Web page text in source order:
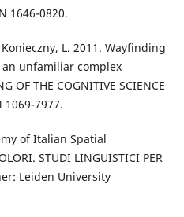
1646-0820.
L. 2011. Wayfinding
unfamiliar complex
OF THE COGNITIVE SCIENCE
1069-7977.
of Italian Spatial
STUDI LINGUISTICI PER
Leiden University